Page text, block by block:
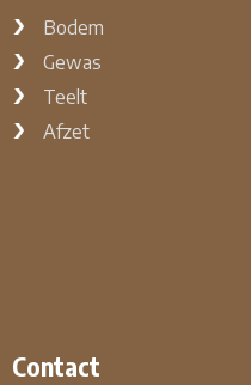
Bodem
Gewas
Teelt
Afzet
Contact